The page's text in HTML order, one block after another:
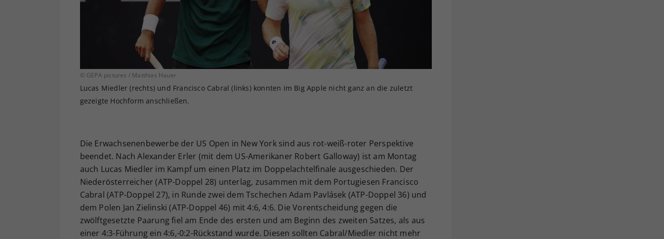
© GEPA pictures / Matthias Hauer
Lucas Miedler (rechts) und Francisco Cabral (links) konnten im Big Apple nicht ganz an die zuletzt
gezeigte Hochform anschließen.
Die Erwachsenenbewerbe der US Open in New York sind aus rot-weiß-roter Perspektive
beendet. Nach Alexander Erler (mit dem US-Amerikaner Robert Galloway) ist am Montag
auch Lucas Miedler im Kampf um einen Platz im Doppelachtelfinale ausgeschieden. Der
Niederösterreicher (ATP-Doppel 28) unterlag, zusammen mit dem Portugiesen Francisco
Cabral (ATP-Doppel 27), in Runde zwei dem Tschechen Adam Pavlásek (ATP-Doppel 36) und
dem Polen Jan Zielinski (ATP-Doppel 46) mit 4:6, 4:6. Die Vorentscheidung gegen die
zwölftgesetzte Paarung fiel am Ende des ersten und am Beginn des zweiten Satzes, als aus
einer 4:3-Führung ein 4:6,-0:2-Rückstand wurde. Diesen sollten Cabral/Miedler nicht mehr
Ihrer vorgenommen Einstellungen, falls der
Webseiten-Betreiber dies eingestellt hat.